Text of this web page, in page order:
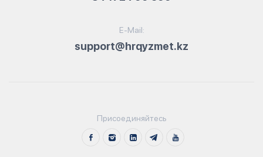
E-Mail:
support@hrqyzmet.kz
Присоединяйтесь